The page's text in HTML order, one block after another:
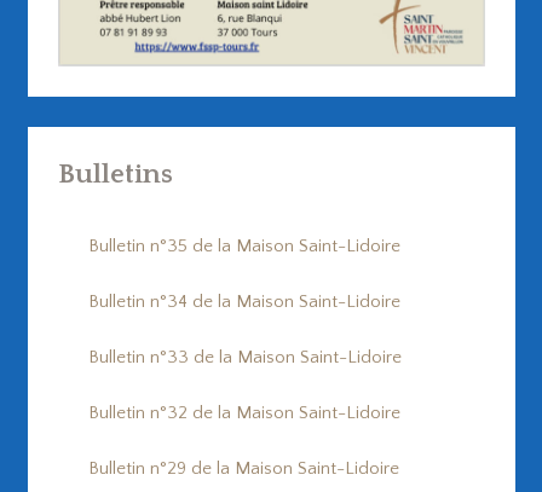
Bulletins
Bulletin n°35 de la Maison Saint-Lidoire
Bulletin n°34 de la Maison Saint-Lidoire
Bulletin n°33 de la Maison Saint-Lidoire
Bulletin n°32 de la Maison Saint-Lidoire
Bulletin n°29 de la Maison Saint-Lidoire